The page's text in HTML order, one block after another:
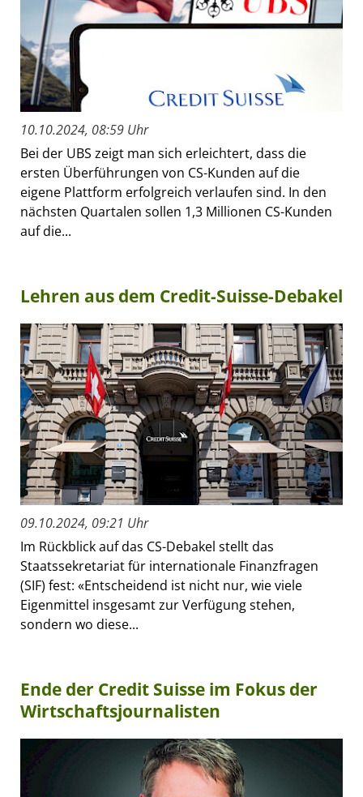
10.10.2024, 08:59 Uhr
Bei der UBS zeigt man sich erleichtert, dass die
ersten Überführungen von CS-Kunden auf die
eigene Plattform erfolgreich verlaufen sind. In den
nächsten Quartalen sollen 1,3 Millionen CS-Kunden
auf die...
Lehren aus dem Credit-Suisse-Debakel
09.10.2024, 09:21 Uhr
Im Rückblick auf das CS-Debakel stellt das
Staatssekretariat für internationale Finanzfragen
(SIF) fest: «Entscheidend ist nicht nur, wie viele
Eigenmittel insgesamt zur Verfügung stehen,
sondern wo diese...
Ende der Credit Suisse im Fokus der
Wirtschaftsjournalisten